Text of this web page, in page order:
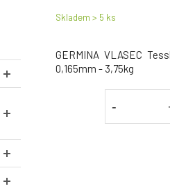
Skladem > 5 ks
GERMINA VLASEC
0,165mm - 3,75kg
-